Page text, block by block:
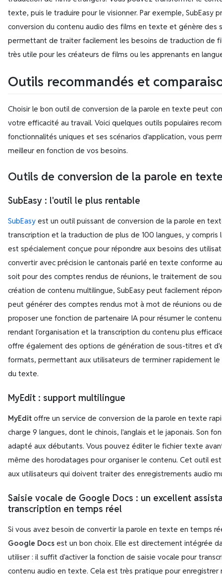
texte, puis le traduire pour le visionner. Par exemple, SubEasy
conversion du contenu audio des films en texte et génère des
permettant de traiter facilement les besoins de traduction de
très utile pour les créateurs de films ou les apprenants en
Outils recommandés et
Choisir le bon outil de conversion de la parole en texte peut
votre efficacité au travail. Voici quelques outils populaires
fonctionnalités uniques et ses scénarios d'application, vous
meilleur en fonction de vos besoins.
Outils de conversion de la parole en
SubEasy : l'outil le plus rentable
SubEasy est un outil puissant de conversion de la parole en
transcription et la traduction de plus de 100 langues, y compris
est spécialement conçue pour répondre aux besoins des
convertir avec précision le cantonais parlé en texte conforme
soit pour des comptes rendus de réunions, le traitement de
création de contenu multilingue, SubEasy peut facilement
peut générer des comptes rendus mot à mot de réunions ou
proposer une fonction de partenaire IA pour résumer le
rendant l'organisation et la transcription du contenu plus
offre également des options de génération de sous-titres et
formats, permettant aux utilisateurs de terminer rapidement
du texte.
MyEdit : support multilingue
MyEdit offre un service de conversion de la parole en texte
charge 9 langues, dont le chinois, l'anglais et le japonais. Son
adapté aux débutants. Vous pouvez éditer le fichier texte
même des horodatages pour organiser le contenu. Cet outil
aux utilisateurs qui doivent traiter des enregistrements audio
Saisie vocale de Google Docs : un excellent
transcription en temps réel
Si vous avez besoin de convertir la parole en texte en temps
Google Docs est un bon choix. Elle est directement intégrée
utiliser : il suffit d'activer la fonction de saisie vocale pour
contenu audio en texte. Cela est très pratique pour